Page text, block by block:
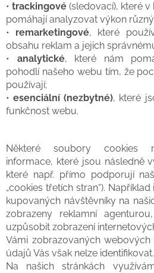
• trackingové (sledovací), které
pomáhají analyzovat výkon
• remarketingové, které
obsahu reklam a jejich
• analytické, které nám
pohodlí našeho webu tím, že
používají;
•esenciální (nezbytné), které
funkčnost webu.
Některé soubory cookies
informace, které jsou následně
které např. přímo podporují
„cookies třetích stran“).
kupovaných návštěvníky na
zobrazeny reklamní
uzpůsobit zobrazení
Vámi zobrazovaných
údajů Vás však nelze identifikovat.
Na našich stránkách